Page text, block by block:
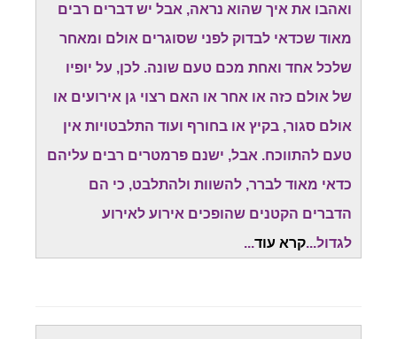
ואהבו את איך שהוא נראה, אבל יש דברים רבים
מאוד שכדאי לבדוק לפני שסוגרים אולם ומאחר
שלכל אחד ואחת מכם טעם שונה. לכן, על יופיו
של אולם כזה או אחר או האם רצוי גן אירועים או
אולם סגור, בקיץ או בחורף ועוד התלבטויות אין
טעם להתווכח. אבל, ישנם פרמטרים רבים עליהם
כדאי מאוד לברר, להשוות ולהתלבט, כי הם
הדברים הקטנים שהופכים אירוע לאירוע
לגדול...קרא עוד...